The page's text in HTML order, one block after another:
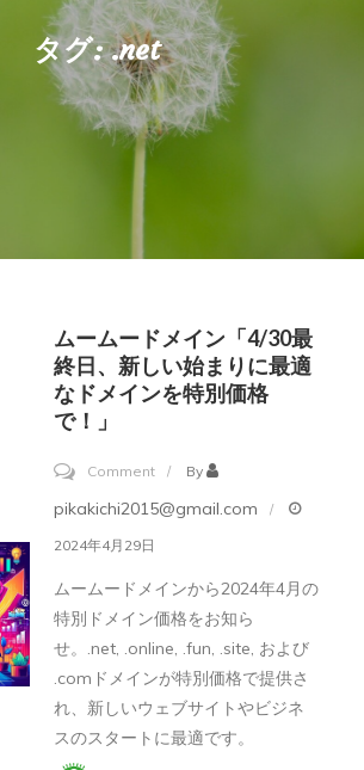
タグ:.net
ムームードメイン「4/30最
終日、新しい始まりに最適
なドメインを特別価格
で！」
Commenton
ム
ー
メ
イ
ン
By
pikakichi2015@gmail.com
2024年4月29日
ムームードメインから2024年4月の
特別ドメイン価格をお知ら
せ。.net, .online, .fun, .site, および
.comドメインが特別価格で提供さ
れ、新しいウェブサイトやビジネ
スのスタートに最適です。